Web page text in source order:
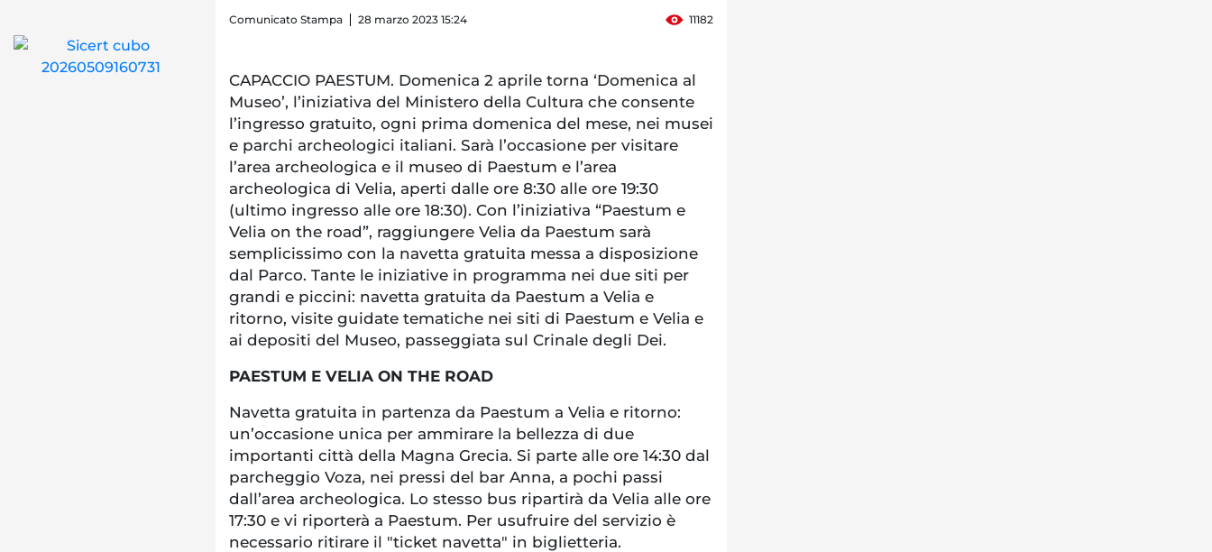
Comunicato Stampa 28 marzo 2023 15:24 11182
CAPACCIO PAESTUM. Domenica 2 aprile torna ‘Domenica al
Museo’, l’iniziativa del Ministero della Cultura che consente
l’ingresso gratuito, ogni prima domenica del mese, nei musei
e parchi archeologici italiani. Sarà l’occasione per visitare
l’area archeologica e il museo di Paestum e l’area
archeologica di Velia, aperti dalle ore 8:30 alle ore 19:30
(ultimo ingresso alle ore 18:30). Con l’iniziativa “Paestum e
Velia on the road”, raggiungere Velia da Paestum sarà
semplicissimo con la navetta gratuita messa a disposizione
dal Parco. Tante le iniziative in programma nei due siti per
grandi e piccini: navetta gratuita da Paestum a Velia e
ritorno, visite guidate tematiche nei siti di Paestum e Velia e
ai depositi del Museo, passeggiata sul Crinale degli Dei.
PAESTUM E VELIA ON THE ROAD
Navetta gratuita in partenza da Paestum a Velia e ritorno:
un’occasione unica per ammirare la bellezza di due
importanti città della Magna Grecia. Si parte alle ore 14:30 dal
parcheggio Voza, nei pressi del bar Anna, a pochi passi
dall’area archeologica. Lo stesso bus ripartirà da Velia alle ore
17:30 e vi riporterà a Paestum. Per usufruire del servizio è
necessario ritirare il "ticket navetta" in biglietteria.